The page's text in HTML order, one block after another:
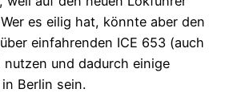
es eilig hat, könnte aber den
einfahrenden ICE 653 (auch
und dadurch einige
Berlin sein.